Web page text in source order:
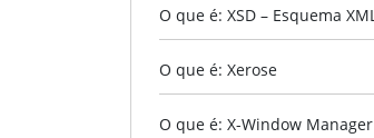
O que é: XSD – Esquema
O que é: Xerose
O que é: X-Window